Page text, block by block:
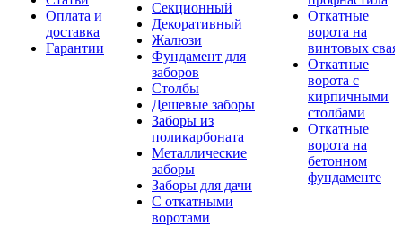
Оплата и
доставка
Гарантии
Секционный
Декоративный
Жалюзи
Фундамент для
заборов
Столбы
Дешевые заборы
Заборы из
поликарбоната
Металлические
заборы
Заборы для дачи
С откатными
воротами
Откатные
ворота на
винтовых
Откатные
ворота с
кирпичными
столбами
Откатные
ворота на
бетонном
фундаменте